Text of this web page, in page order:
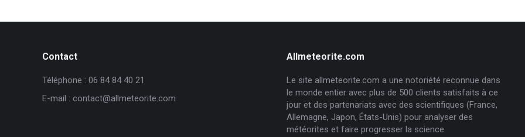
Contact
Téléphone : 06 84 84 40 21
E-mail : contact@allmeteorite.com
Allmeteorite.com
Le site allmeteorite.com a une notoriété reconnue dans
le monde entier avec plus de 500 clients satisfaits à ce
jour et des partenariats avec des scientifiques (France,
Allemagne, Japon, États-Unis) pour analyser des
météorites et faire progresser la science.